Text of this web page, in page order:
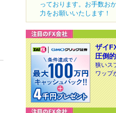
っております。お手数お
力をお願いいたします！
ザイ
圧倒
狭いス
ワップ